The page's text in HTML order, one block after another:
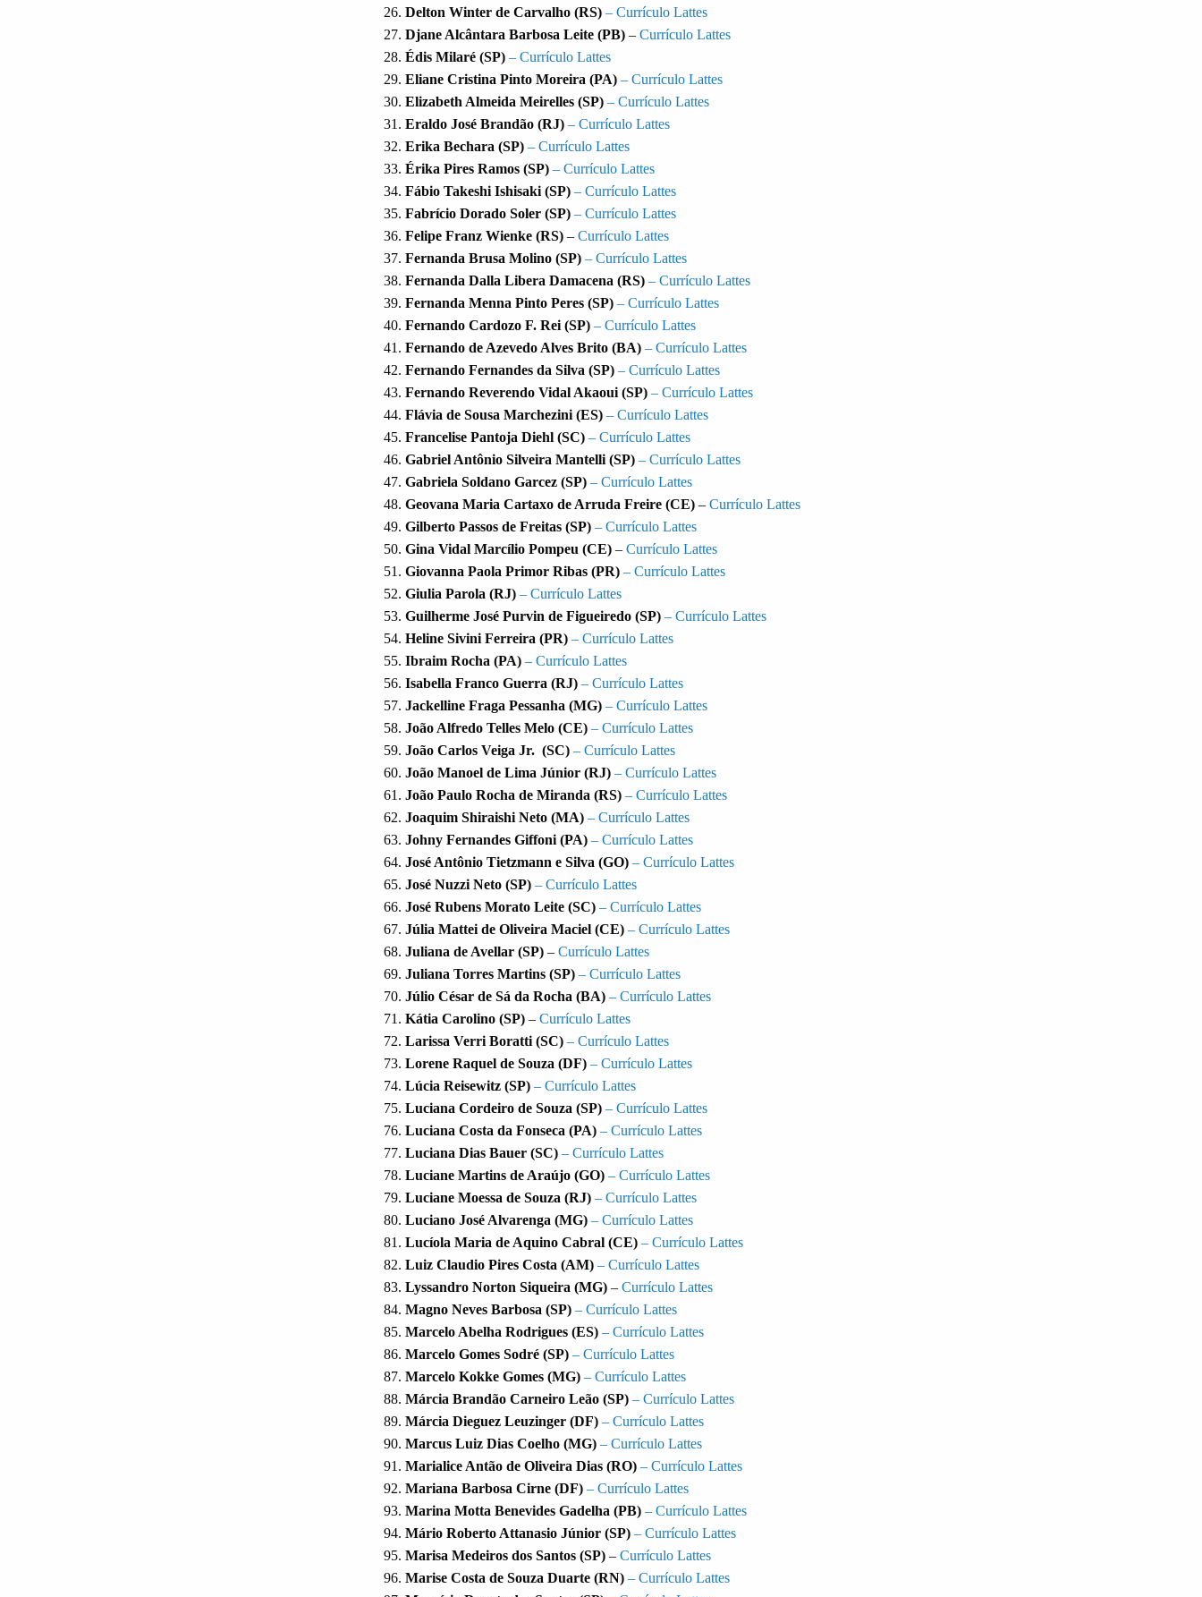
Delton Winter de Carvalho (RS) – Currículo Lattes
Djane Alcântara Barbosa Leite (PB) – Currículo Lattes
Édis Milaré (SP) – Currículo Lattes
Eliane Cristina Pinto Moreira (PA) – Currículo Lattes
Elizabeth Almeida Meirelles (SP) – Currículo Lattes
Eraldo José Brandão (RJ) – Currículo Lattes
Erika Bechara (SP) – Currículo Lattes
Érika Pires Ramos (SP) – Currículo Lattes
Fábio Takeshi Ishisaki (SP) – Currículo Lattes
Fabrício Dorado Soler (SP) – Currículo Lattes
Felipe Franz Wienke (RS) –Currículo Lattes
Fernanda Brusa Molino (SP) – Currículo Lattes
Fernanda Dalla Libera Damacena (RS) – Currículo Lattes
Fernanda Menna Pinto Peres (SP) – Currículo Lattes
Fernando Cardozo F. Rei (SP) – Currículo Lattes
Fernando de Azevedo Alves Brito (BA) – Currículo Lattes
Fernando Fernandes da Silva (SP) – Currículo Lattes
Fernando Reverendo Vidal Akaoui (SP) – Currículo Lattes
Flávia de Sousa Marchezini (ES) – Currículo Lattes
Francelise Pantoja Diehl (SC) – Currículo Lattes
Gabriel Antônio Silveira Mantelli (SP) – Currículo Lattes
Gabriela Soldano Garcez (SP) – Currículo Lattes
Geovana Maria Cartaxo de Arruda Freire (CE)– Currículo Lattes
Gilberto Passos de Freitas (SP) – Currículo Lattes
Gina Vidal Marcílio Pompeu (CE)– Currículo Lattes
Giovanna Paola Primor Ribas (PR) – Currículo Lattes
Giulia Parola (RJ) – Currículo Lattes
Guilherme José Purvin de Figueiredo (SP) – Currículo Lattes
Heline Sivini Ferreira (PR) – Currículo Lattes
Ibraim Rocha (PA) – Currículo Lattes
Isabella Franco Guerra (RJ) – Currículo Lattes
Jackelline Fraga Pessanha (MG) – Currículo Lattes
João Alfredo Telles Melo (CE) – Currículo Lattes
João Carlos Veiga Jr. (SC) – Currículo Lattes
João Manoel de Lima Júnior (RJ) – Currículo Lattes
João Paulo Rocha de Miranda (RS) – Currículo Lattes
Joaquim Shiraishi Neto (MA) – Currículo Lattes
Johny Fernandes Giffoni (PA) – Currículo Lattes
José Antônio Tietzmann e Silva (GO) – Currículo Lattes
José Nuzzi Neto (SP) – Currículo Lattes
José Rubens Morato Leite (SC) – Currículo Lattes
Júlia Mattei de Oliveira Maciel (CE) – Currículo Lattes
Juliana de Avellar (SP) – Currículo Lattes
Juliana Torres Martins (SP) – Currículo Lattes
Júlio César de Sá da Rocha (BA) – Currículo Lattes
Kátia Carolino (SP) – Currículo Lattes
Larissa Verri Boratti (SC) – Currículo Lattes
Lorene Raquel de Souza (DF) – Currículo Lattes
Lúcia Reisewitz (SP) – Currículo Lattes
Luciana Cordeiro de Souza (SP) – Currículo Lattes
Luciana Costa da Fonseca (PA) – Currículo Lattes
Luciana Dias Bauer (SC) – Currículo Lattes
Luciane Martins de Araújo (GO) – Currículo Lattes
Luciane Moessa de Souza (RJ) – Currículo Lattes
Luciano José Alvarenga (MG) – Currículo Lattes
Lucíola Maria de Aquino Cabral (CE) – Currículo Lattes
Luiz Claudio Pires Costa (AM) – Currículo Lattes
Lyssandro Norton Siqueira (MG) – Currículo Lattes
Magno Neves Barbosa (SP) – Currículo Lattes
Marcelo Abelha Rodrigues (ES) – Currículo Lattes
Marcelo Gomes Sodré (SP) – Currículo Lattes
Marcelo Kokke Gomes (MG) – Currículo Lattes
Márcia Brandão Carneiro Leão (SP) – Currículo Lattes
Márcia Dieguez Leuzinger (DF) – Currículo Lattes
Marcus Luiz Dias Coelho(MG) – Currículo Lattes
Marialice Antão de Oliveira Dias (RO) – Currículo Lattes
Mariana Barbosa Cirne (DF) – Currículo Lattes
Marina Motta Benevides Gadelha (PB) – Currículo Lattes
Mário Roberto Attanasio Júnior (SP) – Currículo Lattes
Marisa Medeiros dos Santos (SP) – Currículo Lattes
Marise Costa de Souza Duarte (RN) – Currículo Lattes